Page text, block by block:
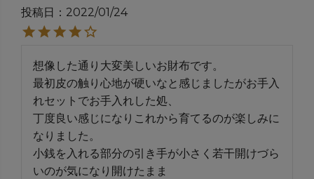
投稿日
2022/01/24
想像した通り大変美しいお財布です。
最初皮の触り心地が硬いなと感じましたがお手入
れセットでお手入れした処、
丁度良い感じになりこれから育てるのが楽しみに
なりました。
小銭を入れる部分の引き手が小さく若干開けづら
いのが気になり開けたまま